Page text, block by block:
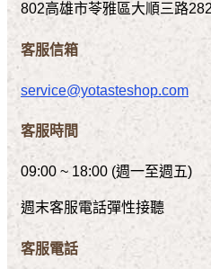
802高雄市苓雅區大順三路
客服信箱
service@yotasteshop.com
客服時間
09:00 ~ 18:00 (週一至週五)
週末客服電話彈性接聽
客服電話